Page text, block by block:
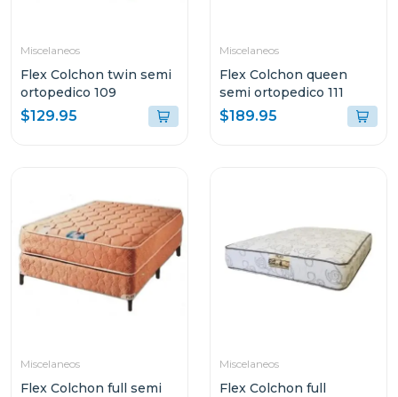
Miscelaneos
Flex Colchon twin semi
ortopedico 109
$129.95
Miscelaneos
Flex Colchon queen
semi ortopedico 111
$189.95
Miscelaneos
Flex Colchon full semi
Miscelaneos
Flex Colchon full